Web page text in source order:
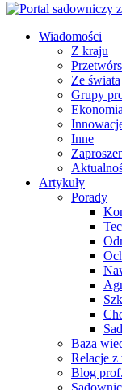
Wiadomości
Z kraju
Ze świata
Grupy
Ekonomia
Inne
Artykuły
Porady
Baza
Relacje z
Blog